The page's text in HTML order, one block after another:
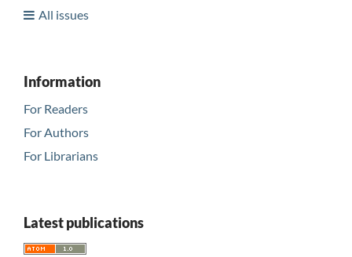
All issues
Information
For Readers
For Authors
For Librarians
Latest publications